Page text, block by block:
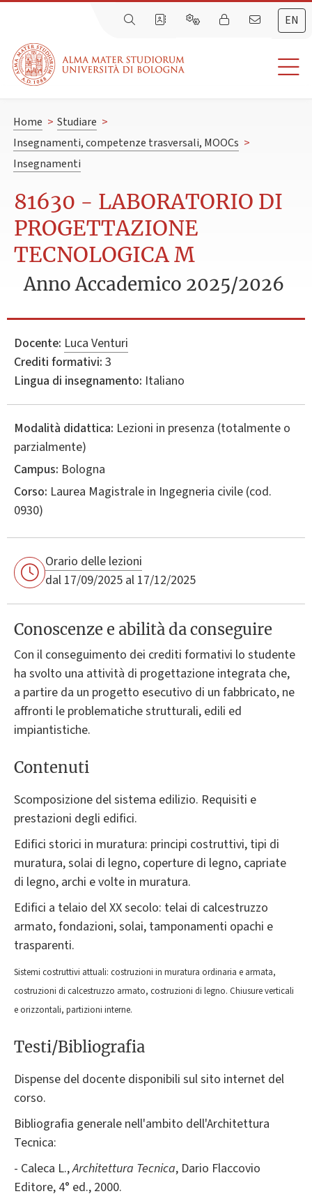
EN
Home > Studiare >
Insegnamenti, competenze trasversali, MOOCs >
Insegnamenti
81630 - LABORATORIO DI
PROGETTAZIONE
TECNOLOGICA M
Anno Accademico 2025/2026
Docente: Luca Venturi
Crediti formativi: 3
Lingua di insegnamento: Italiano
Modalità didattica: Lezioni in presenza (totalmente o
parzialmente)
Campus: Bologna
Corso: Laurea Magistrale in Ingegneria civile (cod.
0930)
Orario delle lezioni
dal 17/09/2025 al 17/12/2025
Conoscenze e abilità da conseguire
Con il conseguimento dei crediti formativi lo studente
ha svolto una attività di progettazione integrata che,
a partire da un progetto esecutivo di un fabbricato, ne
affronti le problematiche strutturali, edili ed
impiantistiche.
Contenuti
Scomposizione del sistema edilizio. Requisiti e
prestazioni degli edifici.
Edifici storici in muratura: principi costruttivi, tipi di
muratura, solai di legno, coperture di legno, capriate
di legno, archi e volte in muratura.
Edifici a telaio del XX secolo: telai di calcestruzzo
armato, fondazioni, solai, tamponamenti opachi e
trasparenti.
Sistemi costruttivi attuali: costruzioni in muratura ordinaria e armata,
costruzioni di calcestruzzo armato, costruzioni di legno. Chiusure verticali
e orizzontali, partizioni interne.
Testi/Bibliografia
Dispense del docente disponibili sul sito internet del
corso.
Bibliografia generale nell'ambito dell'Architettura
Tecnica:
- Caleca L.,Architettura Tecnica, Dario Flaccovio
Editore, 4° ed., 2000.